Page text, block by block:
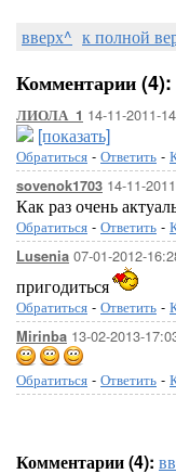
вверх^ к полной
Комментарии (4):
ЛИОЛА_1 14-11-2011-
[показать]
Обратиться - Ответить -
sovenok1703 14-11-
Как раз очень
Обратиться - Ответить -
Lusenia 07-01-2012-
пригодиться
Обратиться - Ответить -
Mirinba 13-02-2013-
Обратиться - Ответить -
Комментарии (4):